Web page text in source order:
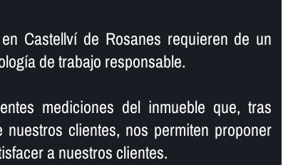
Castellví de Rosanes requieren de un
de trabajo responsable.
mediciones del inmueble que, tras
clientes, nos permiten proponer
a nuestros clientes.